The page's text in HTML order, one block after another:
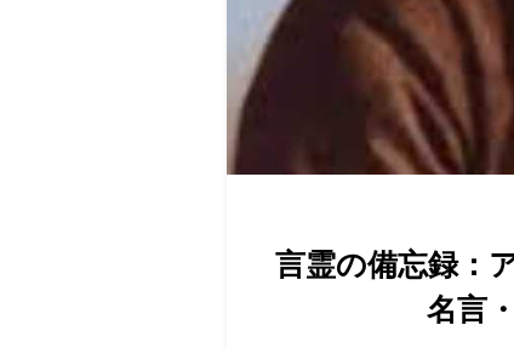
言霊の備忘録：
名言・格言